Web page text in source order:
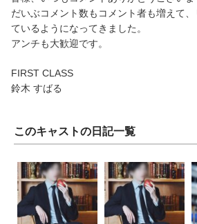
だいぶコメント数もコメント者も増えて
ているようになってきました。
アンチも大歓迎です。
FIRST CLASS
鈴木 すばる
このキャストの日記一覧